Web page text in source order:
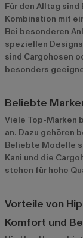
Für den Alltag
Kombination mit
Bei besonderen
speziellen
sind Cargohosen
besonders
Beliebte
Viele Top-Marken
an. Dazu gehören
Beliebte Modelle
Kani und die
stehen für hohe
Vorteile von
Komfort und